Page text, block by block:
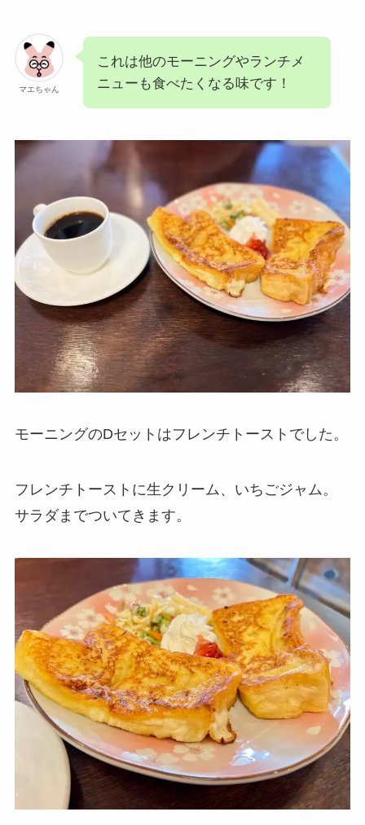
マエちゃん
これは他のモーニングやランチメ
ニューも食べたくなる味です！
モーニングのDセットはフレンチトーストでした。
フレンチトーストに生クリーム、いちごジャム。
サラダまでついてきます。